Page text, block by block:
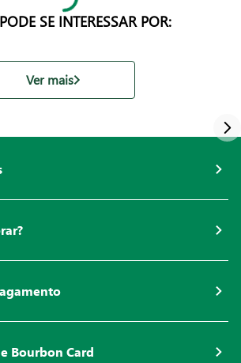
SE INTERESSAR POR:
Ver mais
Bourbon Card